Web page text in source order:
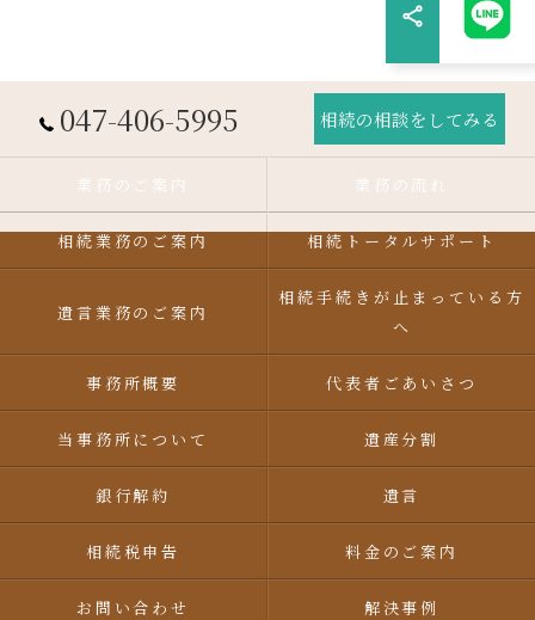
047-406-5995 相続の相談をしてみる
業務のご案内 業務の流れ
相続業務のご案内 相続トータルサポート
遺言業務のご案内
相続手続きが止まっている方
へ
事務所概要 代表者ごあいさつ
当事務所について 遺産分割
銀行解約 遺言
相続税申告 料金のご案内
お問い合わせ 解決事例